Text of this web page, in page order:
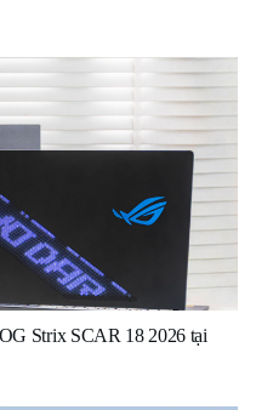
Strix SCAR 18 2026 tại